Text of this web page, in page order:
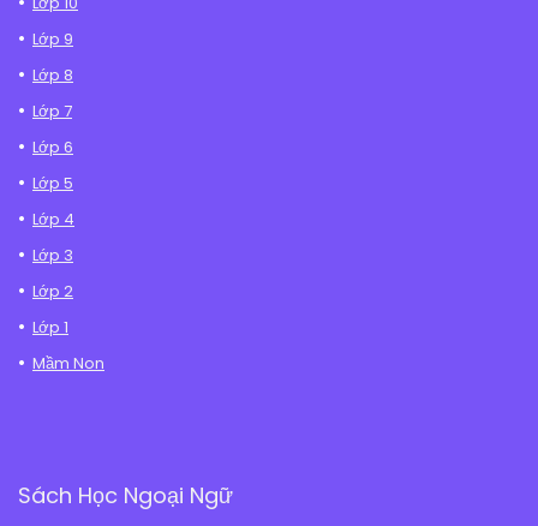
Lớp 9
Lớp 8
Lớp 7
Lớp 6
Lớp 5
Lớp 4
Lớp 3
Lớp 2
Lớp 1
Mầm Non
Sách Học Ngoại Ngữ